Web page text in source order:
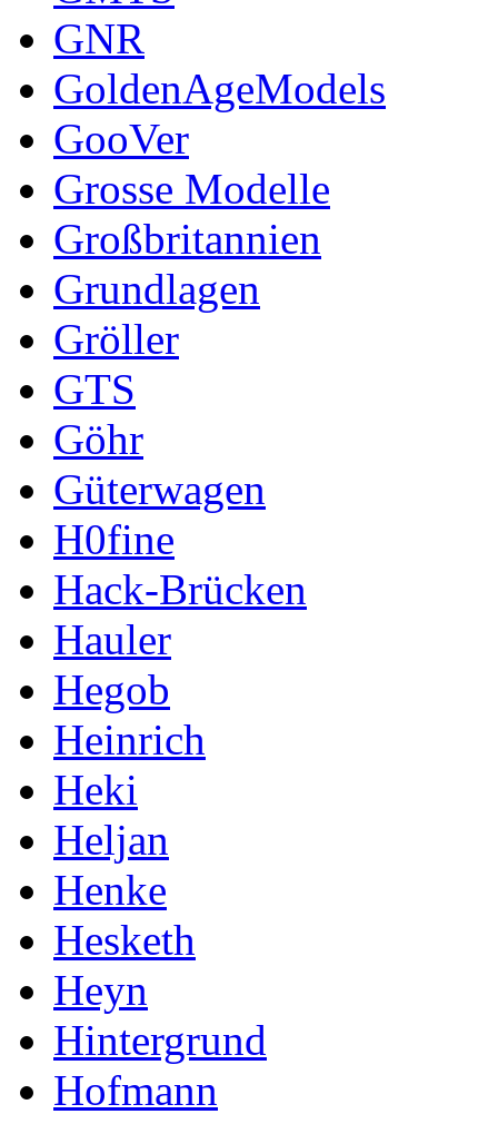
GNR
GoldenAgeModels
GooVer
Grosse Modelle
Großbritannien
Grundlagen
Gröller
GTS
Göhr
Güterwagen
H0fine
Hack-Brücken
Hauler
Hegob
Heinrich
Heki
Heljan
Henke
Hesketh
Heyn
Hintergrund
Hofmann